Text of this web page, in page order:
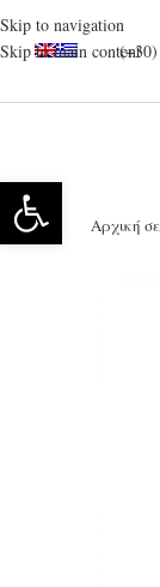
Skip to navigation
Skip to main content
(+30)
Αρχική
Ανοίξτε τη γραμμή